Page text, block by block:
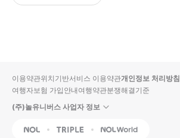
입니
다.
순
상
이용약관위치기반서비스 이용약관개인정보 처리방침
여행자보험 가입안내여행약관분쟁해결기준
(주)놀유니버스 사업자 정보
NOL Triple Interpark Global